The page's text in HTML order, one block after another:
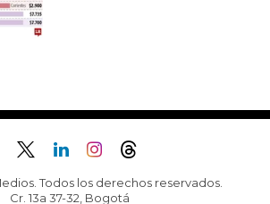
Todos los derechos reservados.
Cr. 13a 37-32, Bogotá